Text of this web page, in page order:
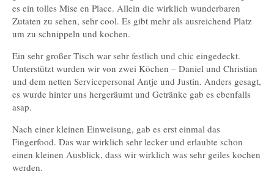
es ein tolles Mise en Place. Allein die wirklich wunderbaren
Zutaten zu sehen, sehr cool. Es gibt mehr als ausreichend Platz
um zu schnippeln und kochen.
Ein sehr großer Tisch war sehr festlich und chic eingedeckt.
Unterstützt wurden wir von zwei Köchen – Daniel und Christian
und dem netten Servicepersonal Antje und Justin. Anders gesagt,
es wurde hinter uns hergeräumt und Getränke gab es ebenfalls
asap.
Nach einer kleinen Einweisung, gab es erst einmal das
Fingerfood. Das war wirklich sehr lecker und erlaubte schon
einen kleinen Ausblick, dass wir wirklich was sehr geiles kochen
werden.